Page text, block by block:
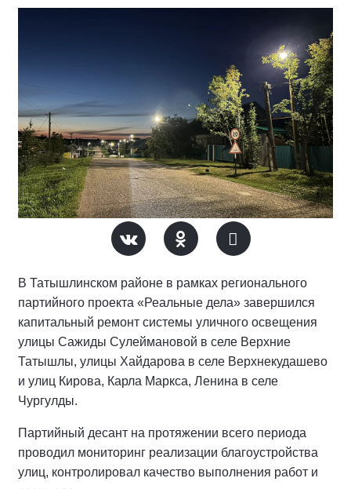
В Татышлинском районе в рамках регионального
партийного проекта «Реальные дела» завершился
капитальный ремонт системы уличного освещения
улицы Сажиды Сулеймановой в селе Верхние
Татышлы, улицы Хайдарова в селе Верхнекудашево
и улиц Кирова, Карла Маркса, Ленина в селе
Чургулды.
Партийный десант на протяжении всего периода
проводил мониторинг реализации благоустройства
улиц, контролировал качество выполнения работ и